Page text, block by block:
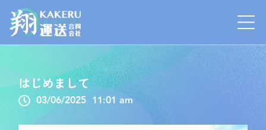
はじめまして
03/06/2025 11:01 am